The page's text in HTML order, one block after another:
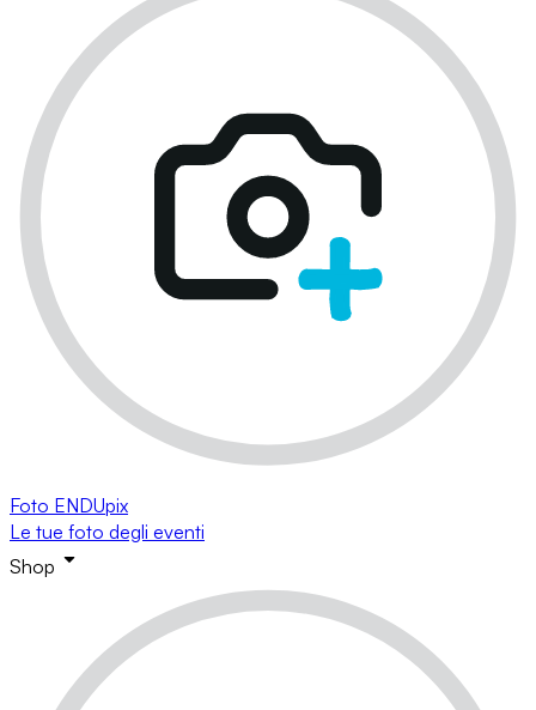
Foto ENDUpix
Le tue foto degli eventi
Shop